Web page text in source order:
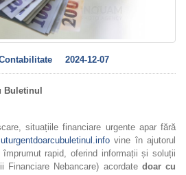
2024-12-07
Buletinul
situațiile financiare urgente apar fără
vine în ajutorul
rapid, oferind informații și soluții
Financiare Nebancare) acordate doar cu